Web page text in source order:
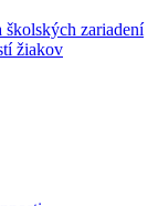
zariadení
žiakov